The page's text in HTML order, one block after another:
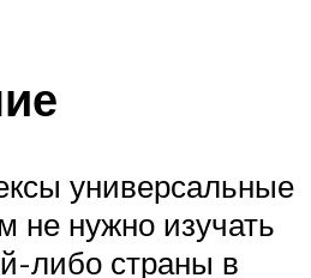
универсальные
не нужно изучать
либо страны в